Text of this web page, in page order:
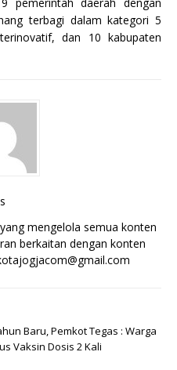
terbagi dalam kategori 5
dan 10 kabupaten
mengelola semua konten
berkaitan dengan konten
Baru, Pemkot Tegas : Warga
Vaksin Dosis 2 Kali